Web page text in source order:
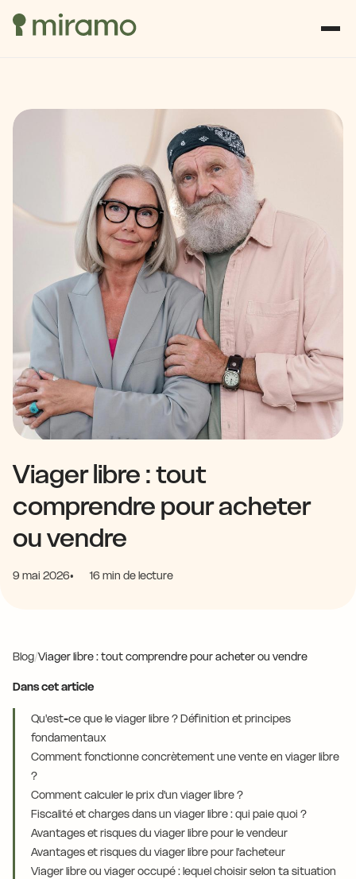
Viager libre : tout
comprendre pour acheter
ou vendre
9 mai 2026 16 min de lecture
Blog/Viager libre : tout comprendre pour acheter ou vendre
Dans cet article
Qu'est-ce que le viager libre ? Définition et principes
fondamentaux
Comment fonctionne concrètement une vente en viager libre
?
Comment calculer le prix d'un viager libre ?
Fiscalité et charges dans un viager libre : qui paie quoi ?
Avantages et risques du viager libre pour le vendeur
Avantages et risques du viager libre pour l'acheteur
Viager libre ou viager occupé : lequel choisir selon ta situation